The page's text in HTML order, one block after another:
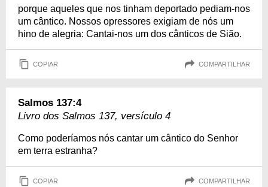
porque aqueles que nos tinham deportado pediam-nos
um cântico. Nossos opressores exigiam de nós um
hino de alegria: Cantai-nos um dos cânticos de Sião.
COPIAR COMPARTILHAR
Salmos 137:4
Livro dos Salmos 137, versículo 4
Como poderíamos nós cantar um cântico do Senhor
em terra estranha?
COPIAR COMPARTILHAR